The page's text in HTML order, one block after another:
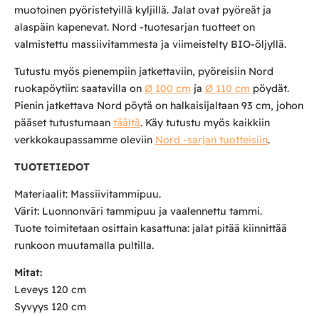
muotoinen pyöristetyillä kyljillä. Jalat ovat pyöreät ja
alaspäin kapenevat. Nord -tuotesarjan tuotteet on
valmistettu massiivitammesta ja viimeistelty BIO-öljyllä.
Tutustu myös pienempiin jatkettaviin, pyöreisiin Nord
ruokapöytiin: saatavilla on Ø 100 cm ja Ø 110 cm pöydät.
Pienin jatkettava Nord pöytä on halkaisijaltaan 93 cm, johon
pääset tutustumaan täältä. Käy tutustu myös kaikkiin
verkkokaupassamme oleviin Nord -sarjan tuotteisiin.
TUOTETIEDOT
Materiaalit: Massiivitammipuu.
Värit: Luonnonväri tammipuu ja vaalennettu tammi.
Tuote toimitetaan osittain kasattuna: jalat pitää kiinnittää
runkoon muutamalla pultilla.
Mitat:
Leveys 120 cm
Syvyys 120 cm